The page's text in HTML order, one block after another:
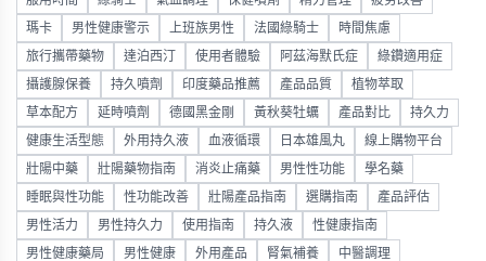
瑪卡 男性健康警示 上班族男性 法國綠騎士 時間焦慮
旅行攜帶藥物 達泊西汀 使用者體驗 阿茲海默氏症 綠鑽適用症
攝護腺保養 持久噴劑 印度藥品推薦 產品品質 植物萃取
草本配方 延時噴劑 德國黑金剛 黃秋葵牡蠣 產品對比 持久力
健康生活型態 外用持久液 血液循環 日本雄風丸 線上購物平台
壯陽中藥 壯陽藥物指南 消炎止痛藥 男性性功能 學名藥
睡眠與性功能 性功能改善 壯陽產品指南 選購指南 產品評估
男性活力 男性持久力 使用指南 持久液 性健康指南
男性健康藥局 男性健康 外用產品 腎氣補養 中醫調理